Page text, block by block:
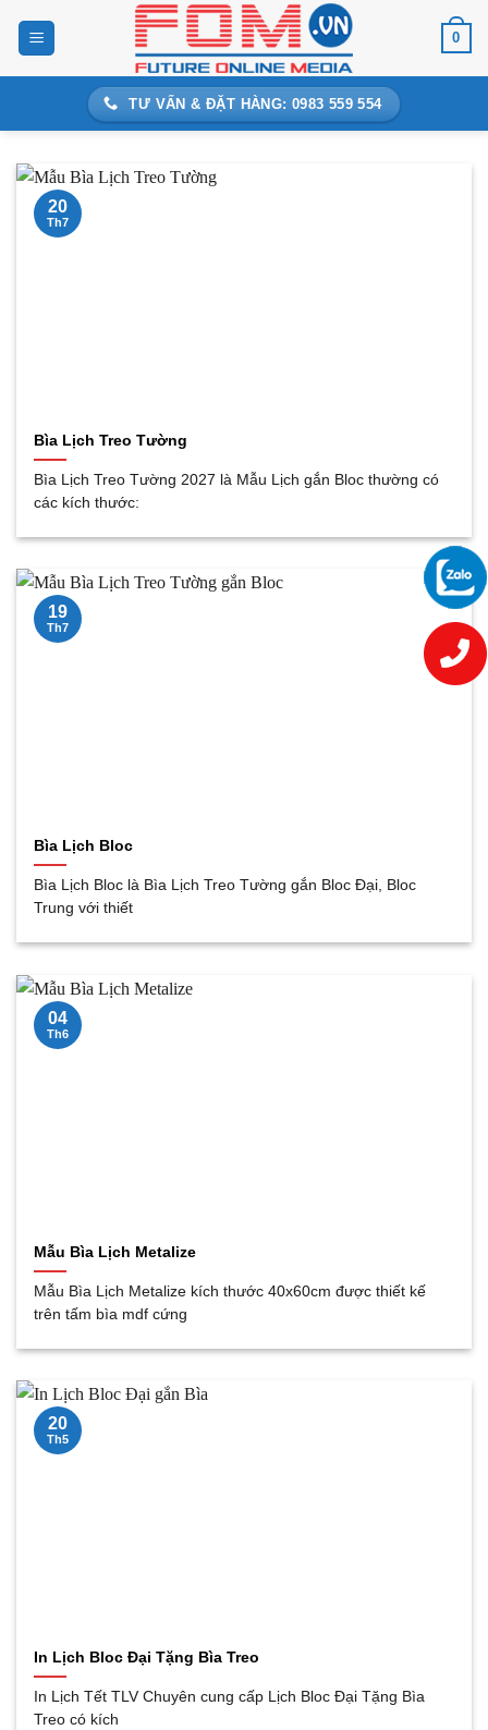
0
TƯ VẤN & ĐẶT HÀNG: 0983 559 554
Bìa Lịch Treo Tường
Bìa Lịch Treo Tường 2027 là Mẫu Lịch gắn Bloc thường có
các kích thước:
20
Th7
Bìa Lịch Bloc
Bìa Lịch Bloc là Bìa Lịch Treo Tường gắn Bloc Đại, Bloc
Trung với thiết
19
Th7
Mẫu Bìa Lịch Metalize
Mẫu Bìa Lịch Metalize kích thước 40x60cm được thiết kế
trên tấm bìa mdf cứng
04
Th6
In Lịch Bloc Đại Tặng Bìa Treo
In Lịch Tết TLV Chuyên cung cấp Lịch Bloc Đại Tặng Bìa
Treo có kích
20
Th5